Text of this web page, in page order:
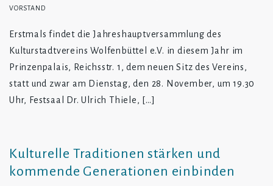
VORSTAND
Erstmals findet die Jahreshauptversammlung des
Kulturstadtvereins Wolfenbüttel e.V. in diesem Jahr im
Prinzenpalais, Reichsstr. 1, dem neuen Sitz des Vereins,
statt und zwar am Dienstag, den 28. November, um 19.30
Uhr, Festsaal Dr. Ulrich Thiele, […]
Kulturelle Traditionen stärken und
kommende Generationen einbinden